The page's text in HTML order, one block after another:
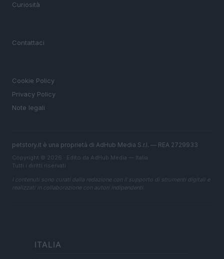
Curiosità
Contattaci
Cookie Policy
Privacy Policy
Note legali
petstory.it è una proprietà di AdHub Media S.r.l. — REA 2729933
Copyright © 2026 · Edito da AdHub Media — Italia
Tutti i diritti riservati
I contenuti sono curati dalla redazione con il supporto di strumenti digitali e
realizzati in collaborazione con autori indipendenti.
ITALIA